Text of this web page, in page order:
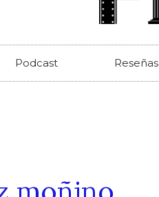
Podcast Reseñas